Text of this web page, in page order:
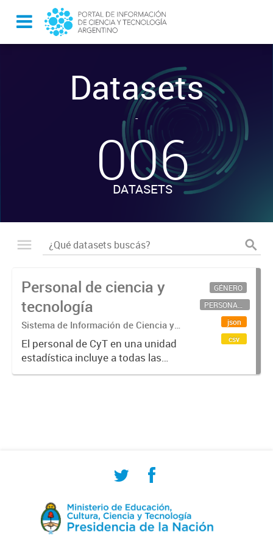
Datasets
-
006
DATASETS
Personal de ciencia y
tecnología
Sistema de Información de Ciencia y
Tecnología Argentino (SICYTAR)
El personal de CyT en una unidad
estadística incluye a todas las
personas involucradas
GÉNERO
PERSONAL CIENTÍFICO-TECNOLÓGICO
json
csv